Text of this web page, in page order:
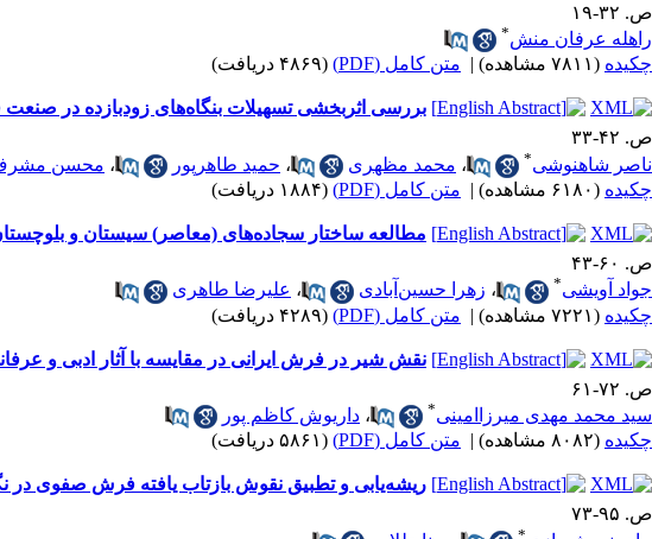
ص. ۳۲-۱۹
راهله عرفان منش*
چکیده (۷۸۱۱ مشاهده) | متن کامل (PDF) (۴۸۶۹ دریافت)
بررسی اثربخشی تسهیلات بنگاه‌های زود‌بازده در
ص. ۴۲-۳۳
ناصر شاهنوشی* ، محمد مظهری ، حمید طاهرپور ، محسن
چکیده (۶۱۸۰ مشاهده) | متن کامل (PDF) (۱۸۸۴ دریافت)
مطالعه ساختار سجاده‌های (معاصر) سیستان و
ص. ۶۰-۴۳
جواد آویشی* ، زهرا حسین‌آبادی ، علیرضا طاهری
چکیده (۷۲۲۱ مشاهده) | متن کامل (PDF) (۴۲۸۹ دریافت)
نقش شیر در فرش ایرانی در مقایسه با آثار ادبی و
ص. ۷۲-۶۱
سید محمد مهدی میرزاامینی* ، داریوش کاظم پور
چکیده (۸۰۸۲ مشاهده) | متن کامل (PDF) (۵۸۶۱ دریافت)
ریشه‌یابی و تطبیق نقوش بازتاب یافته فرش صفوی در
ص. ۹۵-۷۳
*